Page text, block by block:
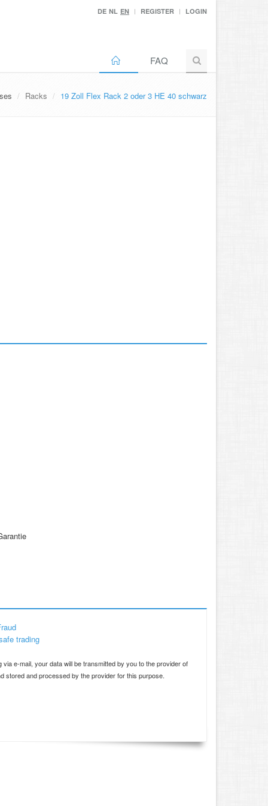
DE NL EN REGISTER LOGIN
FAQ
Racks 19 Zoll Flex Rack 2 oder 3 HE 40 schwarz
trading
via e-mail, your data will be transmitted by you to the provider of
stored and processed by the provider for this purpose.